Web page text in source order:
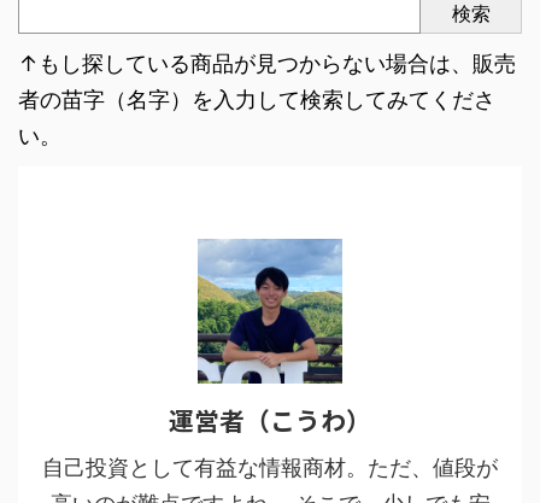
検索
↑もし探している商品が見つからない場合は、販売
者の苗字（名字）を入力して検索してみてくださ
い。
運営者（こうわ）
自己投資として有益な情報商材。ただ、値段が